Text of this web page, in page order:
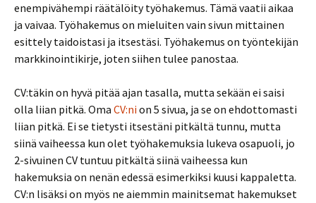
enempivähempi räätälöity työhakemus. Tämä vaatii aikaa
ja vaivaa. Työhakemus on mieluiten vain sivun mittainen
esittely taidoistasi ja itsestäsi. Työhakemus on työntekijän
markkinointikirje, joten siihen tulee panostaa.
CV:täkin on hyvä pitää ajan tasalla, mutta sekään ei saisi
olla liian pitkä. Oma CV:nion 5 sivua, ja se on ehdottomasti
liian pitkä. Ei se tietysti itsestäni pitkältä tunnu, mutta
siinä vaiheessa kun olet työhakemuksia lukeva osapuoli, jo
2-sivuinen CV tuntuu pitkältä siinä vaiheessa kun
hakemuksia on nenän edessä esimerkiksi kuusi kappaletta.
CV:n lisäksi on myös ne aiemmin mainitsemat hakemukset